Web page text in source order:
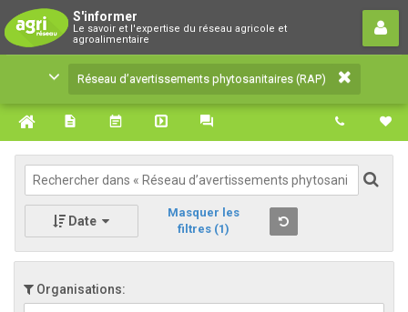
S'informer
Le savoir et l'expertise du réseau agricole et
agroalimentaire
Réseau d’avertissements
phytosanitaires (RAP)
Le savoir et l'expertise du réseau agricole et
agroalimentaire
Réseau d’avertissements phytosanitaires (RAP)
Date
Masquer les
filtres (1)
Organisations: